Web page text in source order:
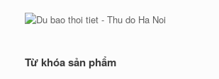
Từ khóa sản phẩm